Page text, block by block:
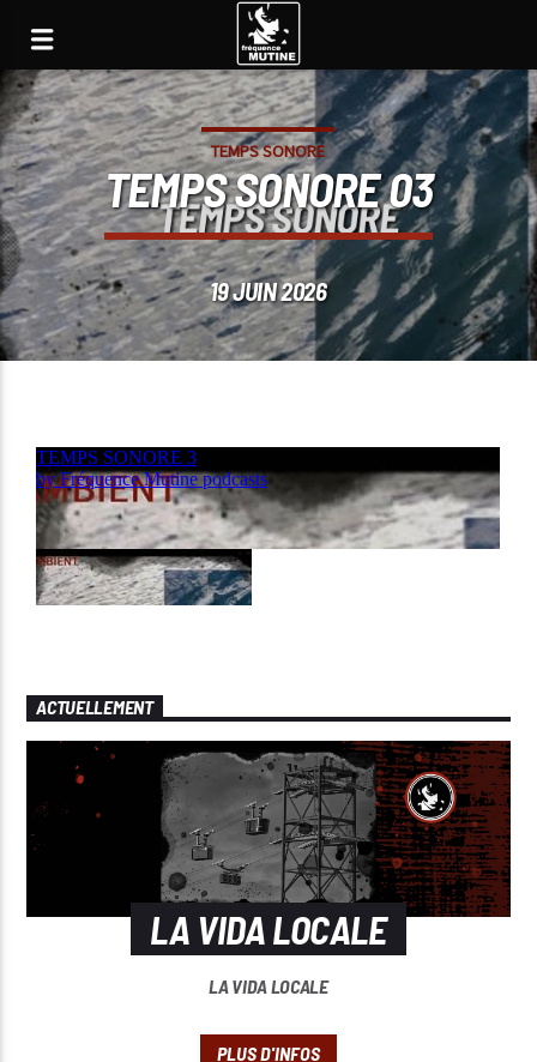
TEMPS SONORE
TEMPS SONORE 03
19 JUIN 2026
ACTUELLEMENT
LA VIDA LOCALE
LA VIDA LOCALE